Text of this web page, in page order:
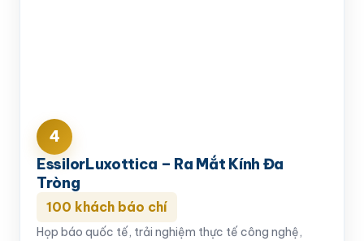
4
EssilorLuxottica – Ra Mắt Kính Đa
Tròng
100 khách báo chí
Họp báo quốc tế, trải nghiệm thực tế công nghệ,